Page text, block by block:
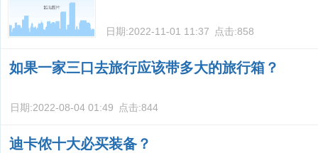
日期:2022-11-01 11:37 点击:858
如果一家三口去旅行应该带多大的旅行箱？
日期:2022-08-04 01:49 点击:844
迪卡侬十大必买装备？